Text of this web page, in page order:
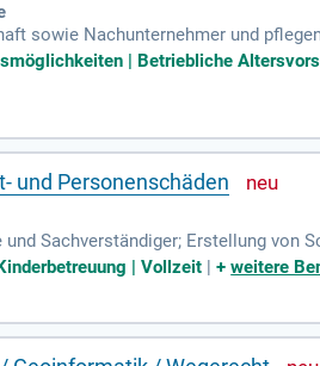
sowie Nachunternehmer und
für Behörden und
| Betriebliche
und Personenschäden
Sachverständiger; Erstellung von
und Qualitätsstandards.
| Vollzeit |+weitere